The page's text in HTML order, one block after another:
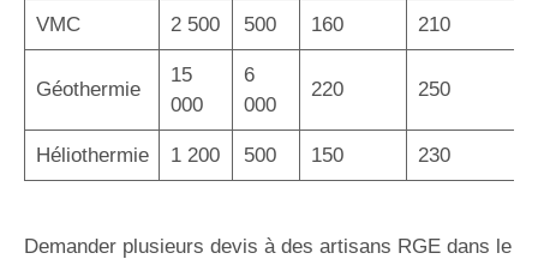
VMC 2 500 500 160 210
Géothermie
15
000
6
000
220 250
Héliothermie 1 200 500 150 230
Demander plusieurs devis à des artisans RGE dans le